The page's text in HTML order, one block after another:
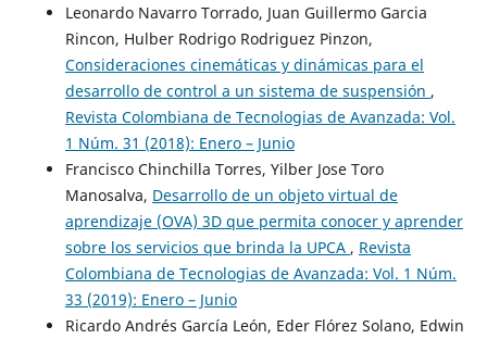
Leonardo Navarro Torrado, Juan Guillermo Garcia
Rincon, Hulber Rodrigo Rodriguez Pinzon,
Consideraciones cinemáticas y dinámicas para el
desarrollo de control a un sistema de suspensión ,
Revista Colombiana de Tecnologias de Avanzada: Vol.
1 Núm. 31 (2018): Enero – Junio
Francisco Chinchilla Torres, Yilber Jose Toro
Manosalva, Desarrollo de un objeto virtual de
aprendizaje (OVA) 3D que permita conocer y aprender
sobre los servicios que brinda la UPCA , Revista
Colombiana de Tecnologias de Avanzada: Vol. 1 Núm.
33 (2019): Enero – Junio
Ricardo Andrés García León, Eder Flórez Solano, Edwin